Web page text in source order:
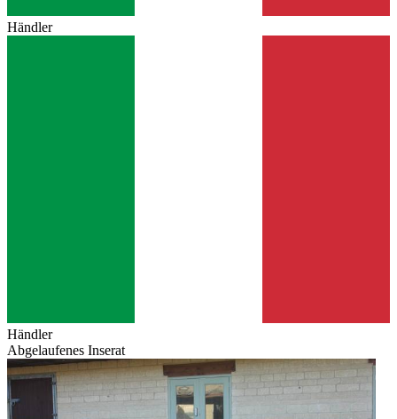
Händler
Händler
Abgelaufenes Inserat